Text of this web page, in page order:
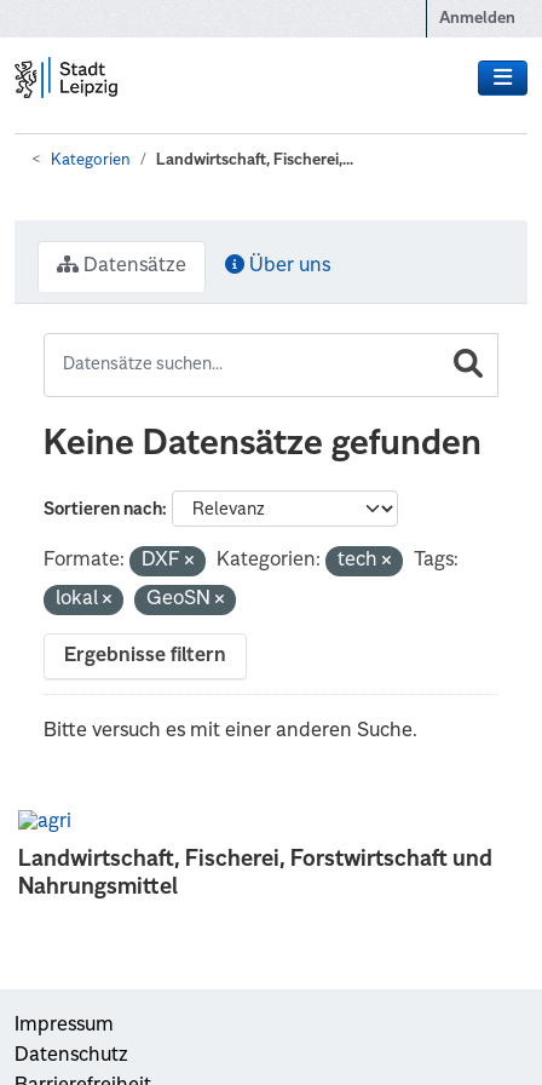
Anmelden
Kategorien Landwirtschaft, Fischerei,...
Landwirtschaft, Fischerei, Forstwirtschaft und
Nahrungsmittel
Datensätze Über uns
Keine Datensätze gefunden
Sortieren nach
Formate: DXF Kategorien: tech
Tags:
lokal
GeoSN
Ergebnisse filtern
Bitte versuch es mit einer anderen Suche.
Impressum
Datenschutz